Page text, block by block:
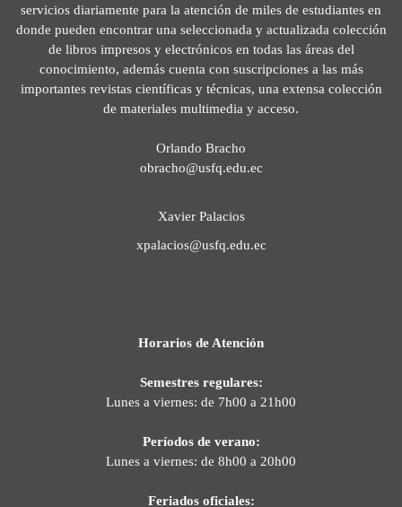
servicios diariamente para la atención de miles de estudiantes en
donde pueden encontrar una seleccionada y actualizada colección
de libros impresos y electrónicos en todas las áreas del
conocimiento, además cuenta con suscripciones a las más
importantes revistas científicas y técnicas, una extensa colección
de materiales multimedia y acceso.
Orlando Bracho
obracho@usfq.edu.ec
Xavier Palacios
xpalacios@usfq.edu.ec
Horarios de Atención
Semestres regulares:
Lunes a viernes: de 7h00 a 21h00
Períodos de verano:
Lunes a viernes: de 8h00 a 20h00
Feriados oficiales: